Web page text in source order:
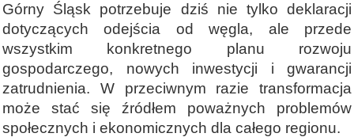
Górny Śląsk potrzebuje dziś nie tylko deklaracji
dotyczących odejścia od węgla, ale przede
wszystkim konkretnego planu rozwoju
gospodarczego, nowych inwestycji i gwarancji
zatrudnienia. W przeciwnym razie transformacja
może stać się źródłem poważnych problemów
społecznych i ekonomicznych dla całego regionu.